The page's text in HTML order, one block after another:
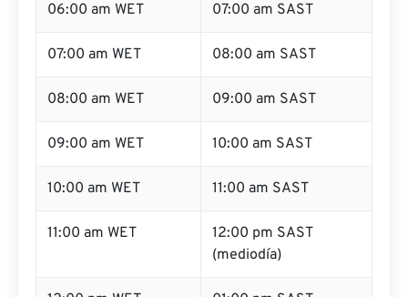
06:00 am WET 07:00 am SAST
07:00 am WET 08:00 am SAST
08:00 am WET 09:00 am SAST
09:00 am WET 10:00 am SAST
10:00 am WET 11:00 am SAST
11:00 am WET
12:00 pm SAST
(mediodía)